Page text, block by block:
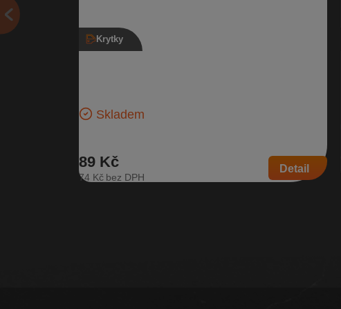
Krytky
Skladem
89 Kč
74 Kč
Detail